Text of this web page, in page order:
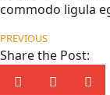
commodo ligula
PREVIOUS
Share the Post: